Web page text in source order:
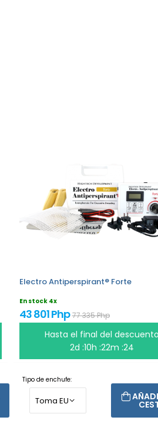
Electro Antiperspirant® Forte
En stock 4x
43 801 Php77 335 Php
Hasta el final del descuento
2d :10h :22m :24
Tipo de enchufe: